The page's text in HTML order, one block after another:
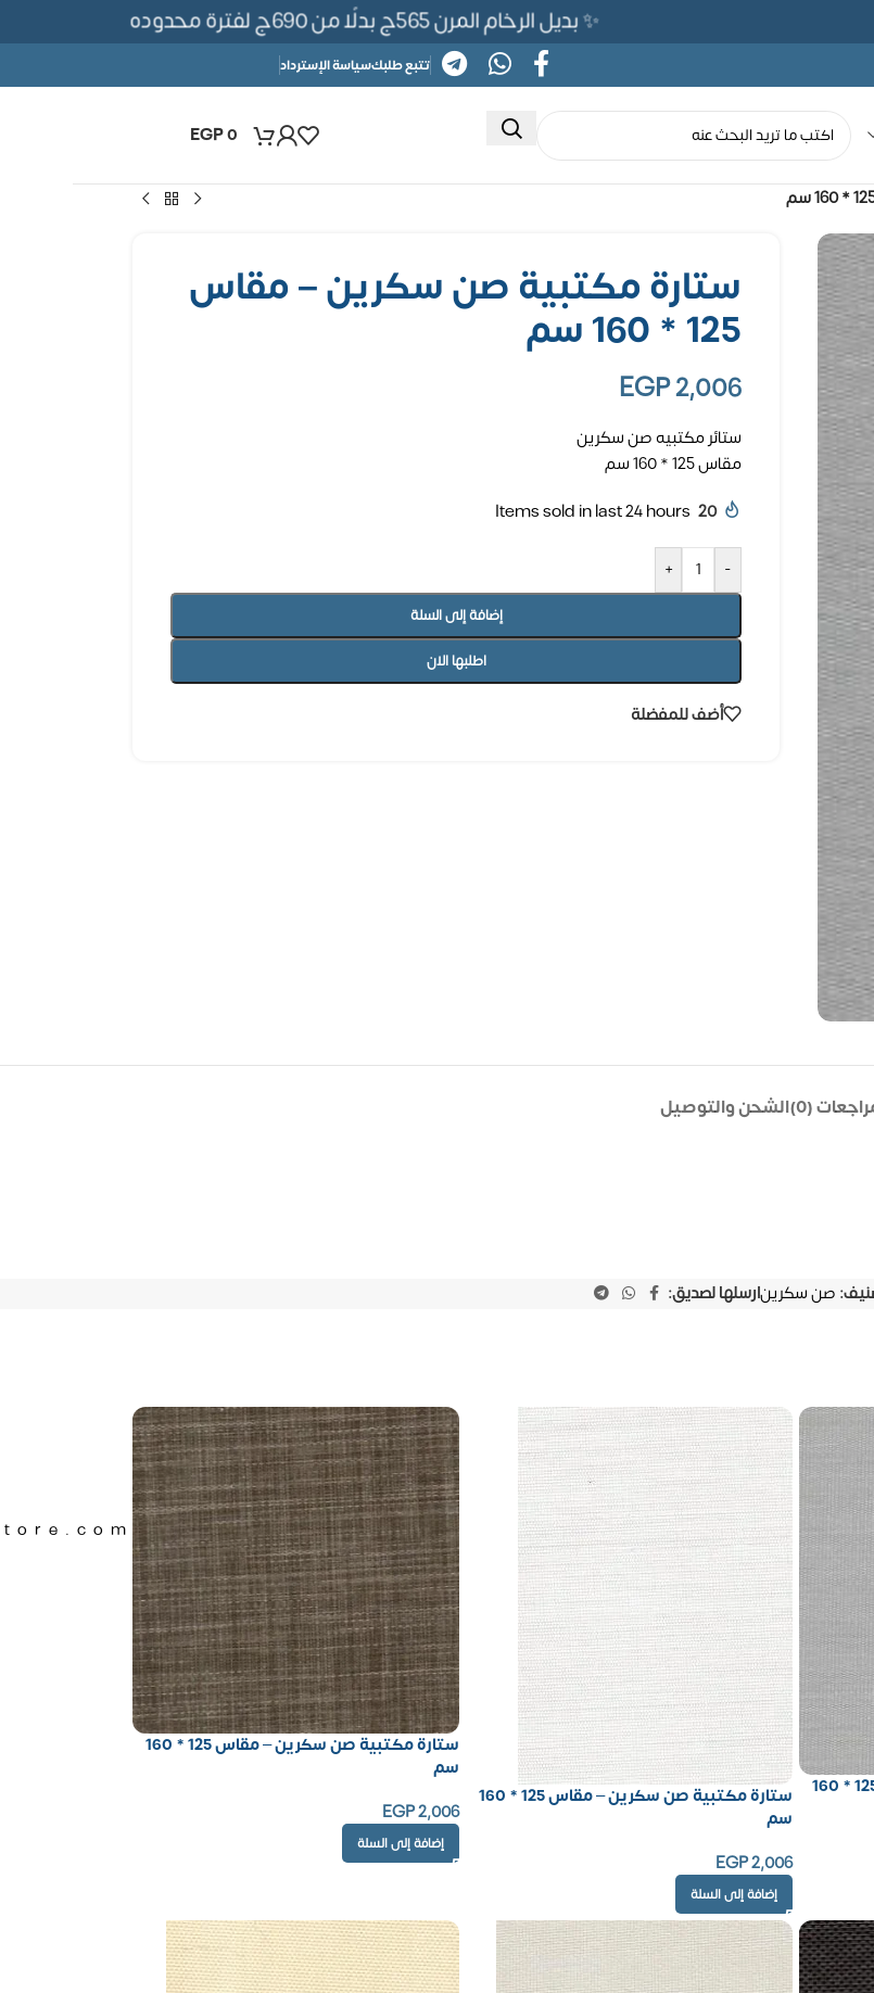
✨ بديل الرخام المرن 565ج بدلًا من 690ج لفترة محدوده
تتبع طلبكسياسة الإسترداد
EGP0
ستارة مكتبية صن سكرين – مقاس
125 * 160 سم
EGP2,006
ستائر مكتبيه صن سكرين
مقاس 125 * 160 سم
20
Items sold in last 24 hours
-
+
إضافة إلى السلة
اطلبها الان
أضف للمفضلة
(0) الشحن والتوصيل
صن سكرينارسلها لصديق:
ستارة مكتبية صن سكرين – مقاس 125 * 160
ستارة مكتبية صن سكرين – مقاس 125 * 160
سم
EGP2,006
إضافة إلى السلة
ستارة مكتبية صن سكرين – مقاس 125 * 160
سم
EGP2,006
إضافة إلى السلة